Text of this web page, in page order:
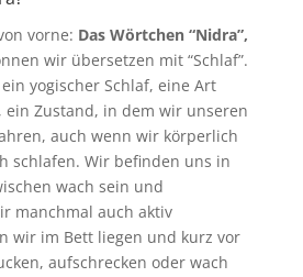
vorne: Das Wörtchen “Nidra”,
wir übersetzen mit “Schlaf”.
yogischer Schlaf, eine Art
ein Zustand, in dem wir unseren
auch wenn wir körperlich
schlafen. Wir befinden uns in
wach sein und
manchmal auch aktiv
wir im Bett liegen und kurz vor
aufschrecken oder wach